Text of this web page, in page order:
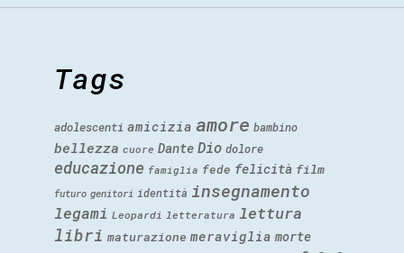
Tags
adolescenti amicizia amore bambino
bellezza cuore Dante Dio dolore
educazione famiglia fede felicità film
futuro genitori identità insegnamento
legami Leopardi letteratura lettura
libri maturazione meraviglia morte